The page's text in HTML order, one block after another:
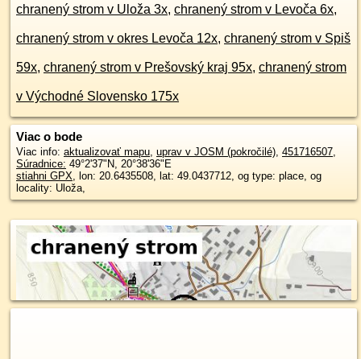
chranený strom v Uloža 3x, chranený strom v Levoča 6x,
chranený strom v okres Levoča 12x, chranený strom v Spiš
59x, chranený strom v Prešovský kraj 95x, chranený strom
v Východné Slovensko 175x
Viac o bode
Viac info: aktualizovať mapu, uprav v JOSM (pokročilé), 451716507,
Súradnice: 49°2'37"N, 20°38'36"E
stiahni GPX, lon: 20.6435508, lat: 49.0437712, og type: place, og
locality: Uloža,